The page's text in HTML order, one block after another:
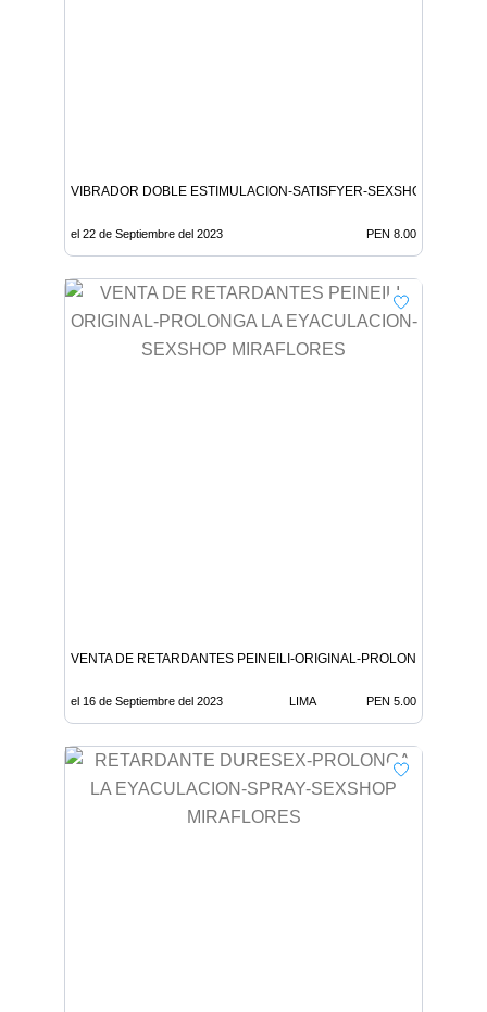
VIBRADOR DOBLE ESTIMULACION-SATISFYER-SEXSHOP
el 22 de Septiembre del 2023 PEN 8.00
VENTA DE RETARDANTES PEINEILI-ORIGINAL-PROLONGA LA
el 16 de Septiembre del 2023 LIMA PEN 5.00